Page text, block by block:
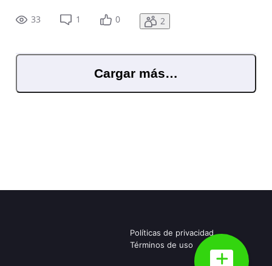
como una remesa.
33 1 0 2
Cargar más…
Políticas de privacidad
Términos de uso